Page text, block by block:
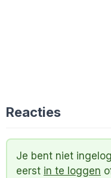
Reacties
Je bent niet
eerst in te loggen